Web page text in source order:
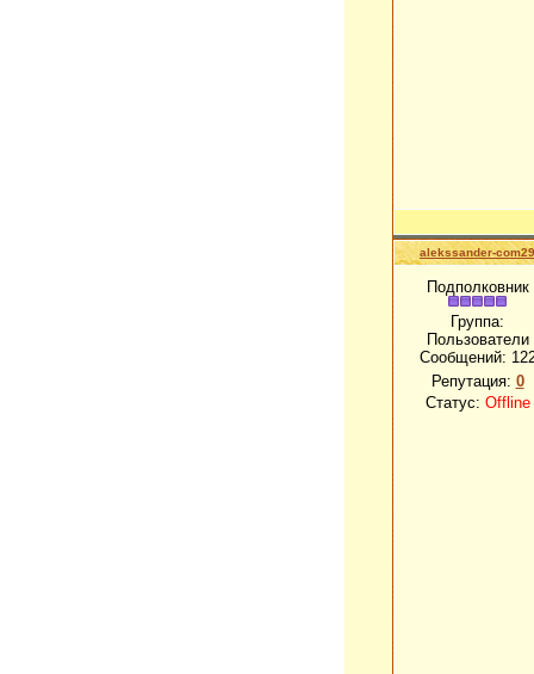
alekssander-com29
Подполковник
Группа:
Пользователи
Сообщений:
Репутация: 0
Статус: Offline